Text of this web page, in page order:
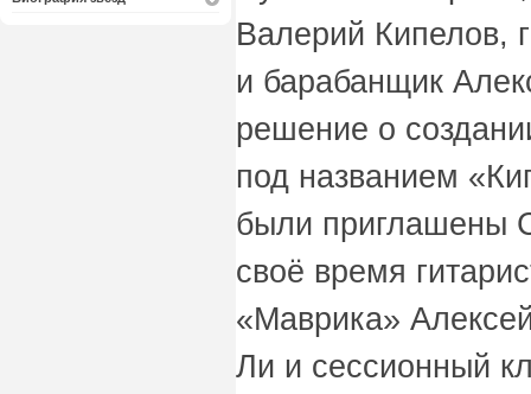
Валерий Кипелов,
и барабанщик
решение о
под названием
были приглашены
своё время
«Маврика»
Ли и сессионный